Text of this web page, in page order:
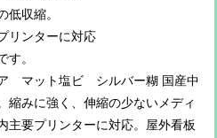
低収縮。
リンターに対応
す。
ア マット塩ビ シルバー糊 国産中
縮みに強く、伸縮の少ないメディ
主要プリンターに対応。屋外看板